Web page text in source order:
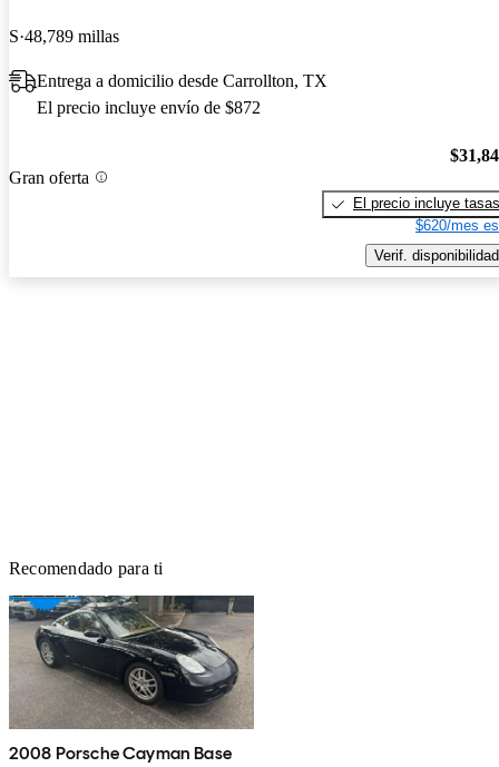
S 48,789 millas
Entrega a domicilio desde Carrollton, TX
El precio incluye envío de $872
Gran oferta
El precio incluye tasas
$620/mes
Verif. disponibilidad
Recomendado para ti
2008 Porsche Cayman Base